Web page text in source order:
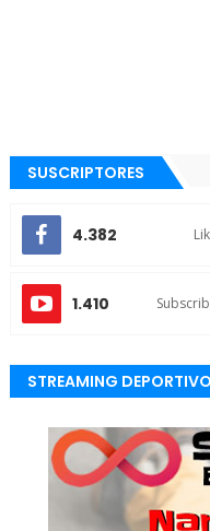
SUSCRIPTORES
4.382
1.410
STREAMING